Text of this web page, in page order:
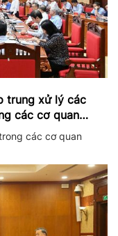
trung xử lý các
các cơ quan
các cơ quan